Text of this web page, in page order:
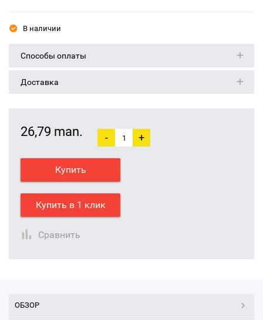
В наличии
Способы оплаты
Доставка
26,79 man. - +
Купить
Купить в 1 клик
Сравнить
ОБЗОР